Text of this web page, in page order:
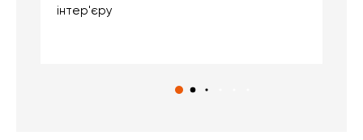
інтер'єру